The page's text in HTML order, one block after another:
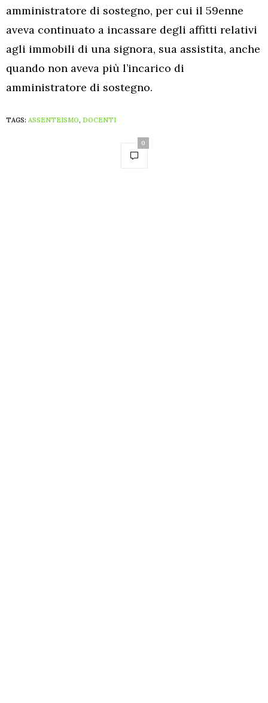
amministratore di sostegno, per cui il 59enne
aveva continuato a incassare degli affitti relativi
agli immobili di una signora, sua assistita, anche
quando non aveva più l’incarico di
amministratore di sostegno.
TAGS: ASSENTEISMO, DOCENTI
0